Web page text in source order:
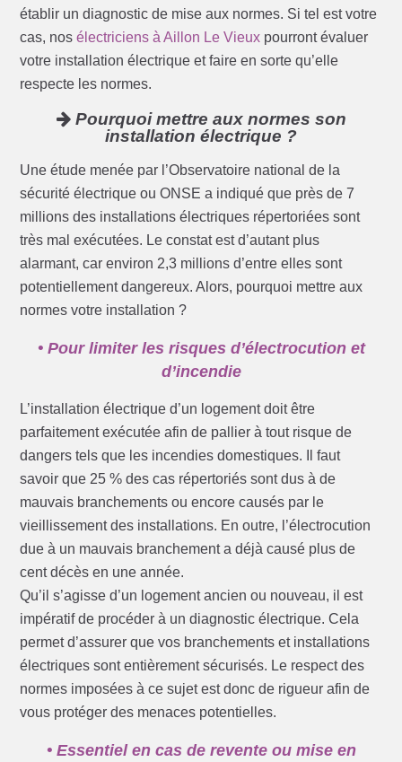
établir un diagnostic de mise aux normes. Si tel est votre
cas, nosélectriciens à Aillon Le Vieux pourront évaluer
votre installation électrique et faire en sorte qu’elle
respecte les normes.
Pourquoi mettre aux normes son
installation électrique ?
Une étude menée par l’Observatoire national de la
sécurité électrique ou ONSE a indiqué que près de 7
millions des installations électriques répertoriées sont
très mal exécutées. Le constat est d’autant plus
alarmant, car environ 2,3 millions d’entre elles sont
potentiellement dangereux. Alors, pourquoi mettre aux
normes votre installation ?
• Pour limiter les risques d’électrocution et
d’incendie
L’installation électrique d’un logement doit être
parfaitement exécutée afin de pallier à tout risque de
dangers tels que les incendies domestiques. Il faut
savoir que 25 % des cas répertoriés sont dus à de
mauvais branchements ou encore causés par le
vieillissement des installations. En outre, l’électrocution
due à un mauvais branchement a déjà causé plus de
cent décès en une année.
Qu’il s’agisse d’un logement ancien ou nouveau, il est
impératif de procéder à un diagnostic électrique. Cela
permet d’assurer que vos branchements et installations
électriques sont entièrement sécurisés. Le respect des
normes imposées à ce sujet est donc de rigueur afin de
vous protéger des menaces potentielles.
• Essentiel en cas de revente ou mise en